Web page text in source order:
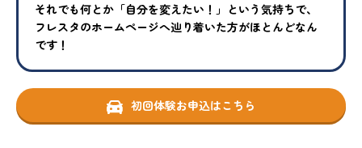
それでも何とか「自分を変えたい！」という気持ちで、
フレスタのホームページへ辿り着いた方がほとんどなん
です！
初回体験お申込はこちら